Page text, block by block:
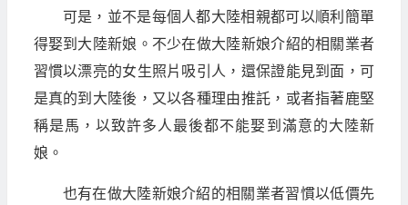
可是，並不是每個人都大陸相親都可以順利簡單
得娶到大陸新娘。不少在做大陸新娘介紹的相關業者
習慣以漂亮的女生照片吸引人，還保證能見到面，可
是真的到大陸後，又以各種理由推託，或者指著鹿堅
稱是馬，以致許多人最後都不能娶到滿意的大陸新
娘。
也有在做大陸新娘介紹的相關業者習慣以低價先